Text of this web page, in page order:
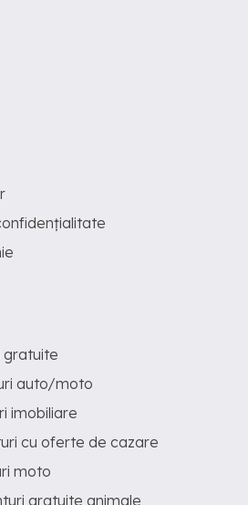
gratuite
auto/moto
imobiliare
cu oferte de cazare
moto
gratuite animale